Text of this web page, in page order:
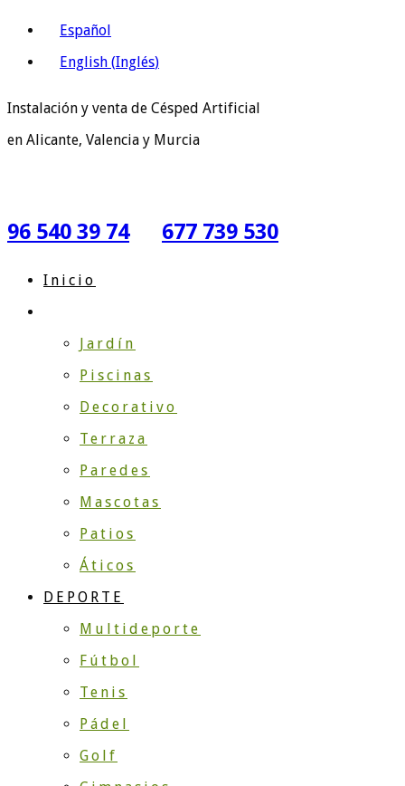
Español
English (Inglés)
Instalación y venta de Césped Artificial
en Alicante, Valencia y Murcia
96 540 39 74 677 739 530
Inicio
Jardín
Piscinas
Decorativo
Terraza
Paredes
Mascotas
Patios
Áticos
DEPORTE
Multideporte
Fútbol
Tenis
Pádel
Golf